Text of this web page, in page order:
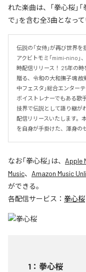
れた楽曲は、「拳心桜」
で」を含む全3曲となって
伝説の「女侍」が再び世界
アクビトモミ「mimi-nino」
時配信リリース！ 25年の
贈る、令和の大和撫子魂 故
中フェスタ」総合エンター
ボイストレナーでもある歌
技界で伝説として語り継が
配信リリースいたします。
を自身が手掛けた、渾身の
なお「拳心桜」は、 Apple
Music、 Amazon Music
ができる。
各配信サービス： 拳心桜
1 ： 拳心桜